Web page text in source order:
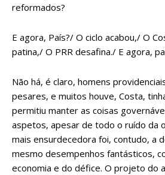
reformados?
E agora, País?/ O ciclo acabou,/ O
patina,/ O PRR desafina./ E agora,
Não há, é claro, homens
pesares, e muitos houve, Costa,
permitiu manter as coisas
aspetos, apesar de todo o ruído da
mais ensurdecedora foi, contudo, a
mesmo desempenhos fantásticos,
economia e do défice. O projeto do